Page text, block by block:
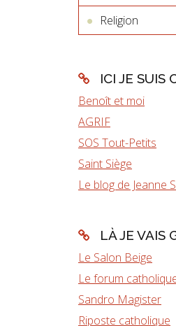
Religion
ICI JE SUIS
Benoît et moi
AGRIF
SOS Tout-Petits
Saint Siège
Le blog de Jeanne
LÀ JE VAIS
Le Salon Beige
Le forum
Sandro Magister
Riposte catholique